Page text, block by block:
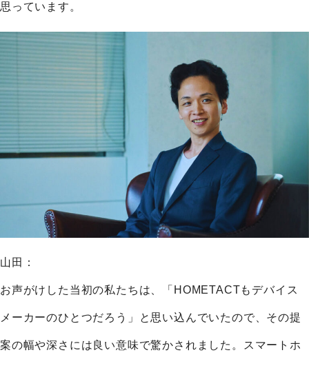
思っています。
山田：
お声がけした当初の私たちは、「HOMETACTもデバイス
メーカーのひとつだろう」と思い込んでいたので、その提
案の幅や深さには良い意味で驚かされました。スマートホ